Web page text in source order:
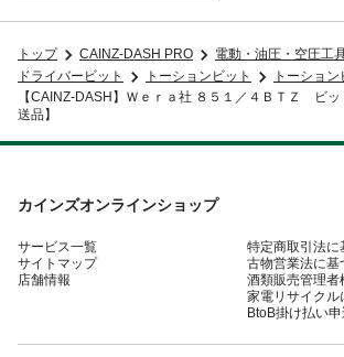
トップ CAINZ-DASH PRO
電動・油圧・空圧工
ドライバービット
トーションビット
トーション
【CAINZ-DASH】Ｗｅｒａ社 ８５１／４ＢＴＺ ビ
送品】
カインズオンラインショップ
サービス一覧
サイトマップ
店舗情報
特定商取引法に
古物営業法に基
酒類販売管理者
家電リサイクル
BtoB掛け払い申